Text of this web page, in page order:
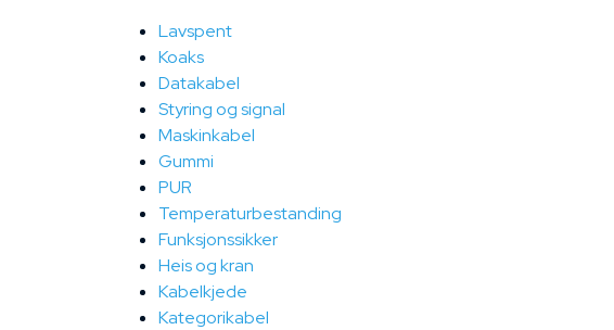
Lavspent
Koaks
Datakabel
Styring og signal
Maskinkabel
Gummi
PUR
Temperaturbestanding
Funksjonssikker
Heis og kran
Kabelkjede
Kategorikabel